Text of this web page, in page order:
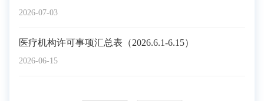
2026-07-03
2026-06-15
医疗机构许可事项汇总表（2026.6.1-6.15）